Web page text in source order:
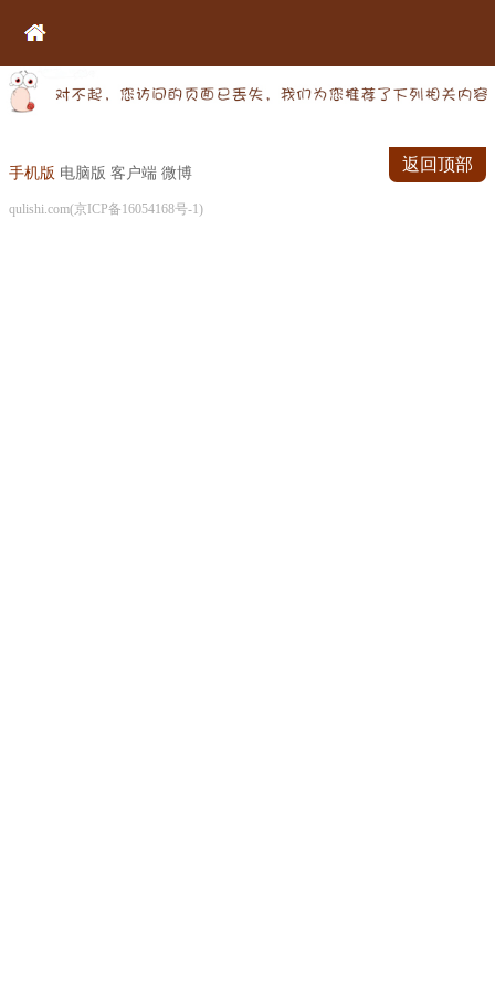
手机版 电脑版 客户端 微博
qulishi.com(京ICP备16054168号-1)
返回顶部